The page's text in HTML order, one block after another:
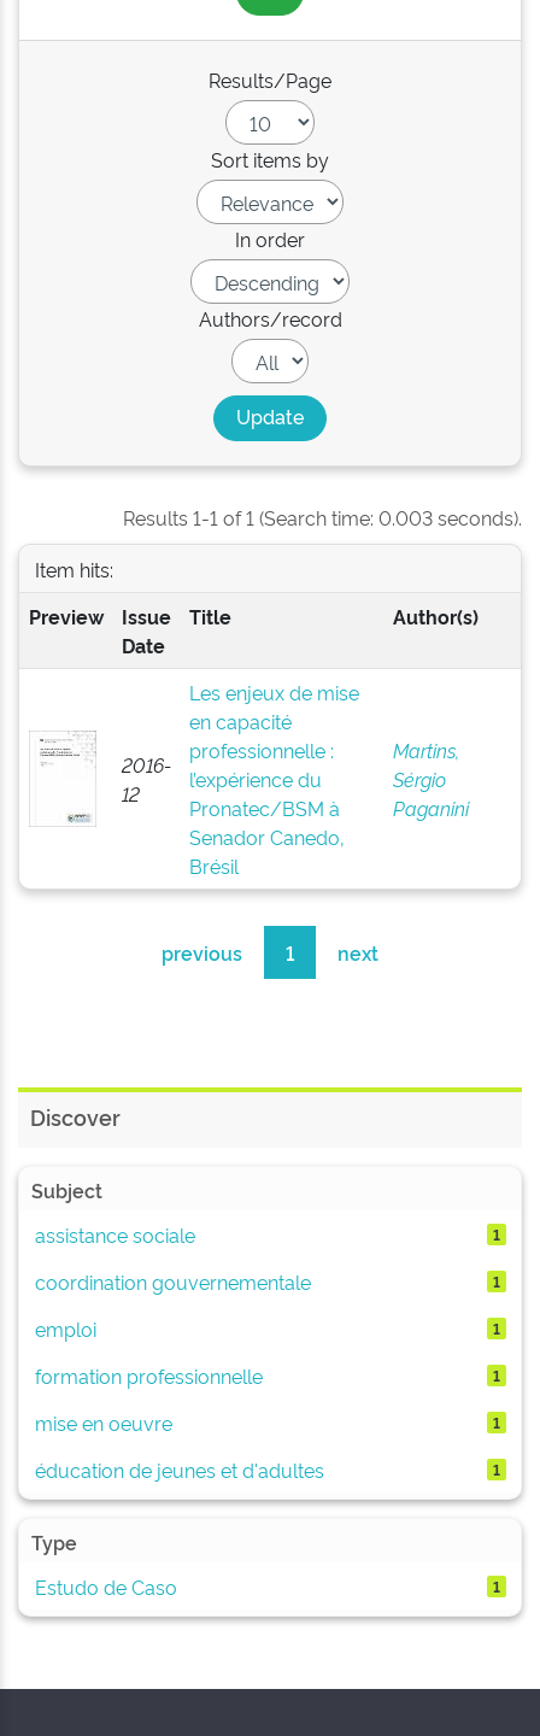
Results/Page
Sort items by
In order
Authors/record
Results 1-1 of 1 (Search time: 0.003 seconds).
Item hits:
Preview
Issue
Date
Title Author(s)
2016-
12
Les enjeux de mise
en capacité
professionnelle :
l’expérience du
Pronatec/BSM à
Senador Canedo,
Brésil
Martins,
Sérgio
Paganini
previous 1 next
Discover
Subject
assistance sociale
1
coordination gouvernementale 1
emploi 1
formation professionnelle 1
mise en oeuvre 1
éducation de jeunes et d'adultes 1
Type
Estudo de Caso
1